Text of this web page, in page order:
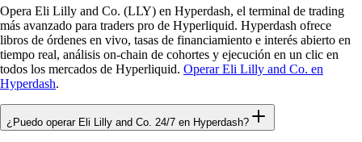
Opera Eli Lilly and Co. (LLY) en Hyperdash, el terminal de trading
más avanzado para traders pro de Hyperliquid. Hyperdash ofrece
libros de órdenes en vivo, tasas de financiamiento e interés abierto en
tiempo real, análisis on-chain de cohortes y ejecución en un clic en
todos los mercados de Hyperliquid. Operar Eli Lilly and Co. en
Hyperdash.
¿Puedo operar Eli Lilly and Co. 24/7 en Hyperdash?